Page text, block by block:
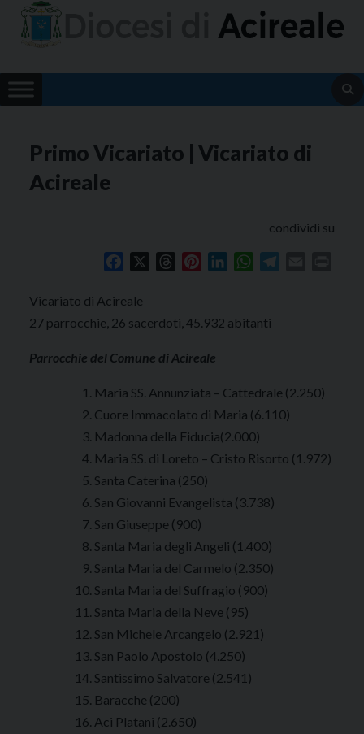
Skip
Primo Vicariato | Vicariato di
Acireale
condividi su
Facebook ThreadsPinterestLinkedInWhatsApp
Vicariato di Acireale
27 parrocchie, 26 sacerdoti, 45.932 abitanti
Parrocchie del Comune di Acireale
Maria SS. Annunziata – Cattedrale (2.250)
Cuore Immacolato di Maria (6.110)
Madonna della Fiducia(2.000)
Maria SS. di Loreto – Cristo Risorto (1.972)
Santa Caterina (250)
San Giovanni Evangelista (3.738)
San Giuseppe (900)
Santa Maria degli Angeli (1.400)
Santa Maria del Carmelo (2.350)
Santa Maria del Suffragio (900)
Santa Maria della Neve (95)
San Michele Arcangelo (2.921)
San Paolo Apostolo (4.250)
Santissimo Salvatore (2.541)
Baracche (200)
Aci Platani (2.650)